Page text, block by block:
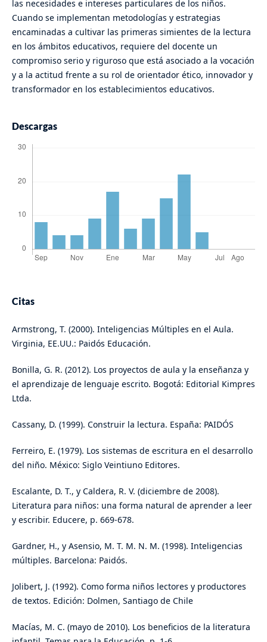
las necesidades e intereses particulares de los niños.
Cuando se implementan metodologías y estrategias
encaminadas a cultivar las primeras simientes de la lectura
en los ámbitos educativos, requiere del docente un
compromiso serio y riguroso que está asociado a la vocación
y a la actitud frente a su rol de orientador ético, innovador y
transformador en los establecimientos educativos.
Descargas
Citas
Armstrong, T. (2000). Inteligencias Múltiples en el Aula.
Virginia, EE.UU.: Paidós Educación.
Bonilla, G. R. (2012). Los proyectos de aula y la enseñanza y
el aprendizaje de lenguaje escrito. Bogotá: Editorial Kimpres
Ltda.
Cassany, D. (1999). Construir la lectura. España: PAIDÓS
Ferreiro, E. (1979). Los sistemas de escritura en el desarrollo
del niño. México: Siglo Veintiuno Editores.
Escalante, D. T., y Caldera, R. V. (diciembre de 2008).
Literatura para niños: una forma natural de aprender a leer
y escribir. Educere, p. 669-678.
Gardner, H., y Asensio, M. T. M. N. M. (1998). Inteligencias
múltiples. Barcelona: Paidós.
Jolibert, J. (1992). Como forma niños lectores y productores
de textos. Edición: Dolmen, Santiago de Chile
Macías, M. C. (mayo de 2010). Los beneficios de la literatura